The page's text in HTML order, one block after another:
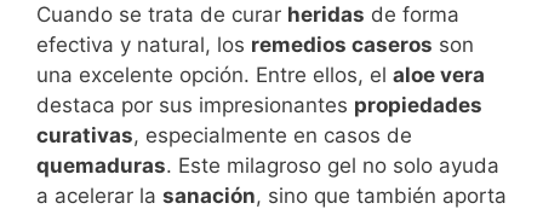
Cuando se trata de curar heridas de forma
efectiva y natural, los remedios caseros son
una excelente opción. Entre ellos, el aloe vera
destaca por sus impresionantes propiedades
curativas, especialmente en casos de
quemaduras. Este milagroso gel no solo ayuda
a acelerar la sanación, sino que también aporta